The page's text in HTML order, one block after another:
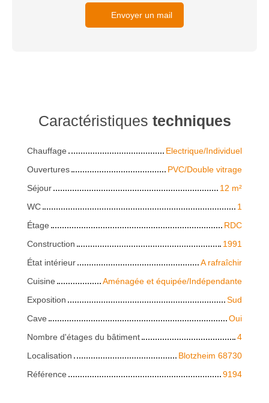
Envoyer un mail
Caractéristiques techniques
Chauffage
Electrique/Individuel
Ouvertures
PVC/Double vitrage
Séjour
12 m²
WC
1
Étage
RDC
Construction
1991
État intérieur
A rafraîchir
Cuisine
Aménagée et équipée/Indépendante
Exposition
Sud
Cave
Oui
Nombre d'étages du bâtiment
4
Localisation
Blotzheim 68730
Référence
9194